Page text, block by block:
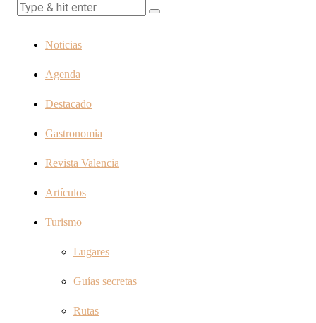
Noticias
Agenda
Destacado
Gastronomia
Revista Valencia
Artículos
Turismo
Lugares
Guías secretas
Rutas